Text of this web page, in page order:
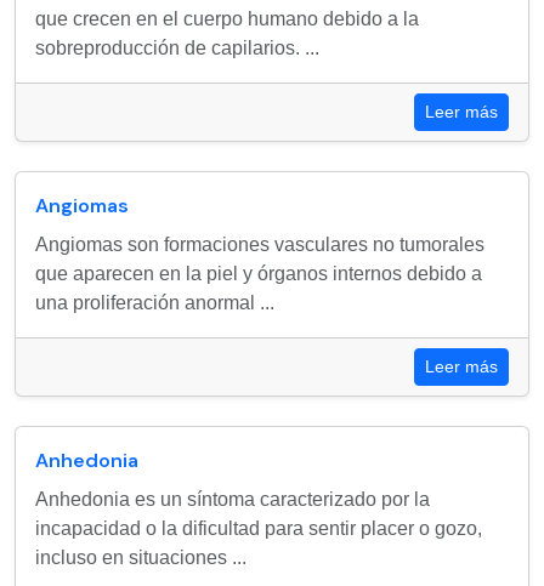
que crecen en el cuerpo humano debido a la
sobreproducción de capilarios. ...
Leer más
Angiomas
Angiomas son formaciones vasculares no tumorales
que aparecen en la piel y órganos internos debido a
una proliferación anormal ...
Leer más
Anhedonia
Anhedonia es un síntoma caracterizado por la
incapacidad o la dificultad para sentir placer o gozo,
incluso en situaciones ...